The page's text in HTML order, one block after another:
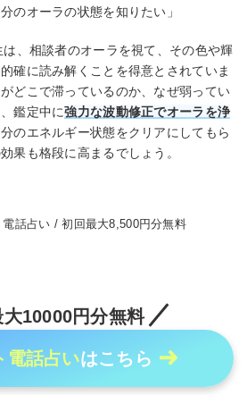
のオーラの状態を知りたい」
は、相談者のオーラを視て、その色や輝
確に読み解くことを得意とされていま
どこで滞っているのか、なぜ弱ってい
鑑定中に強力な波動修正でオーラを浄
のエネルギー状態をクリアにしてもら
果も格段に高まるでしょう。
電話占い / 初回最大8,500円分無料
10000円分無料
電話占いはこちら